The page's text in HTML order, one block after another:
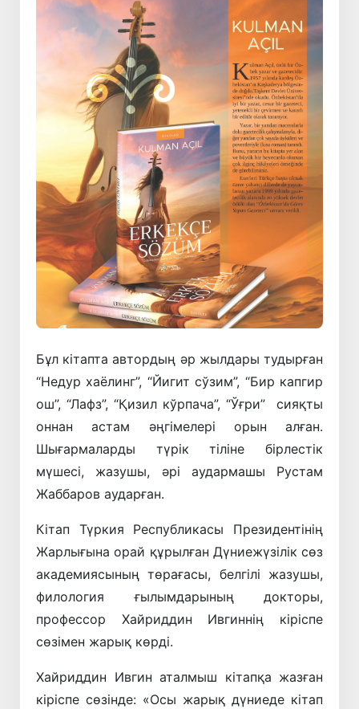
Бұл кітапта автордың әр жылдары тудырған
“Недур хаёлинг”, “Йигит сўзим”, “Бир капгир
ош”, “Лафз”, “Қизил кўрпача”, “Ўғри” сияқты
оннан астам әңгімелері орын алған.
Шығармаларды түрік тіліне бірлестік
мүшесі, жазушы, әрі аудармашы Рустам
Жаббаров аударған.
Кітап Түркия Республикасы Президентінің
Жарлығына орай құрылған Дүниежүзілік сөз
академиясының төрағасы, белгілі жазушы,
филология ғылымдарының докторы,
профессор Хайриддин Ивгиннің кіріспе
сөзімен жарық көрді.
Хайриддин Ивгин аталмыш кітапқа жазған
кіріспе сөзінде: «Осы жарық дүниеде кітап